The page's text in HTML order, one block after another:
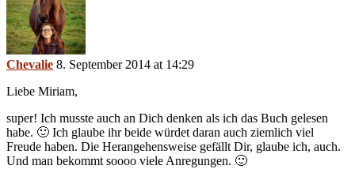
Chevalie 8. September 2014 at 14:29
Liebe Miriam,
super! Ich musste auch an Dich denken als ich das Buch gelesen
habe. 🙂 Ich glaube ihr beide würdet daran auch ziemlich viel
Freude haben. Die Herangehensweise gefällt Dir, glaube ich, auch.
Und man bekommt soooo viele Anregungen. 🙂